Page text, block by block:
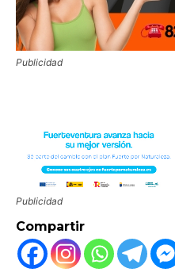
Publicidad
Publicidad
Compartir